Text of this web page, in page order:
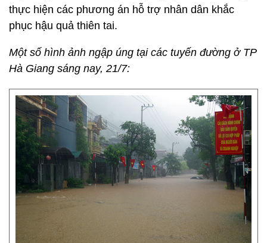
thực hiện các phương án hỗ trợ nhân dân khắc
phục hậu quả thiên tai.
Một số hình ảnh ngập úng tại các tuyến đường ở TP
Hà Giang sáng nay, 21/7: